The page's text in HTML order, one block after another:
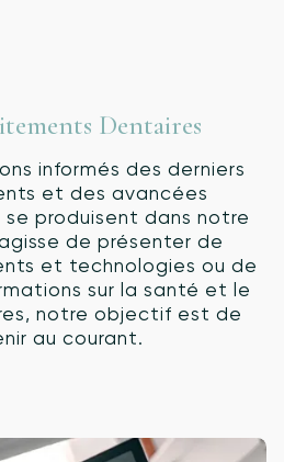
Dentaires
informés des derniers
et des avancées
se produisent dans notre
de présenter de
et technologies ou de
sur la santé et le
notre objectif est de
au courant.